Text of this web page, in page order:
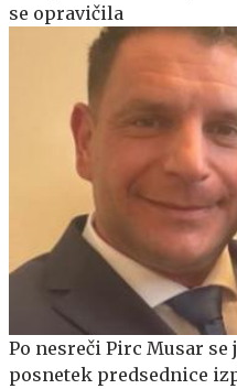
se opravičila
Po nesreči Pirc Musar se
posnetek predsednice